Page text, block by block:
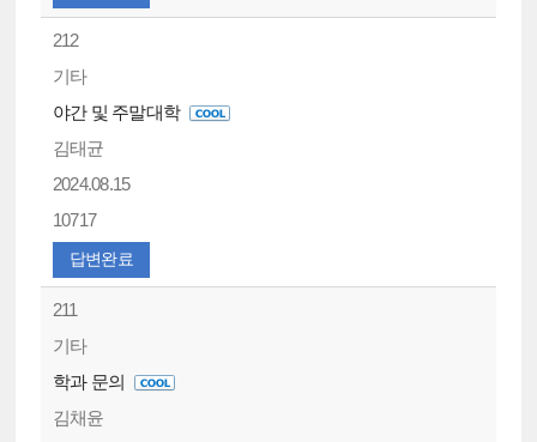
212
기타
야간 및 주말대학
김태균
2024.08.15
10717
답변완료
211
기타
학과 문의
김채윤